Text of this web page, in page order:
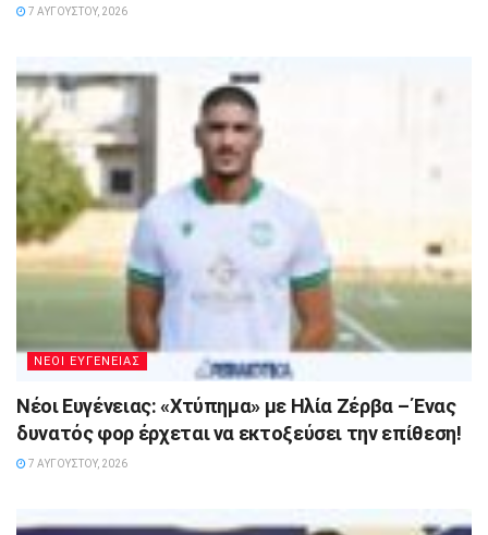
7 ΑΥΓΟΎΣΤΟΥ, 2026
ΝΕΟΙ ΕΥΓΕΝΕΙΑΣ
Νέοι Ευγένειας: «Χτύπημα» με Ηλία Ζέρβα – Ένας
δυνατός φορ έρχεται να εκτοξεύσει την επίθεση!
7 ΑΥΓΟΎΣΤΟΥ, 2026